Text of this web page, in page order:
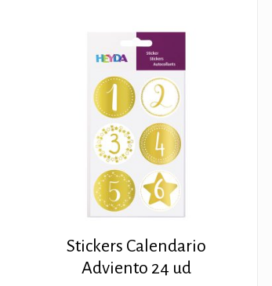
Stickers Calendario
Adviento 24 ud